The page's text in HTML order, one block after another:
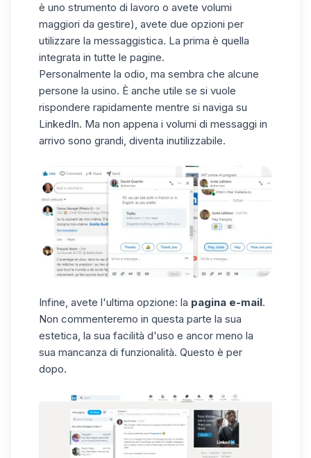
è uno strumento di lavoro o avete volumi
maggiori da gestire), avete due opzioni per
utilizzare la messaggistica. La prima è quella
integrata in tutte le pagine.
Personalmente la odio, ma sembra che alcune
persone la usino. È anche utile se si vuole
rispondere rapidamente mentre si naviga su
LinkedIn. Ma non appena i volumi di messaggi in
arrivo sono grandi, diventa inutilizzabile.
Infine, avete l'ultima opzione: la pagina e-mail.
Non commenteremo in questa parte la sua
estetica, la sua facilità d'uso e ancor meno la
sua mancanza di funzionalità. Questo è per
dopo.